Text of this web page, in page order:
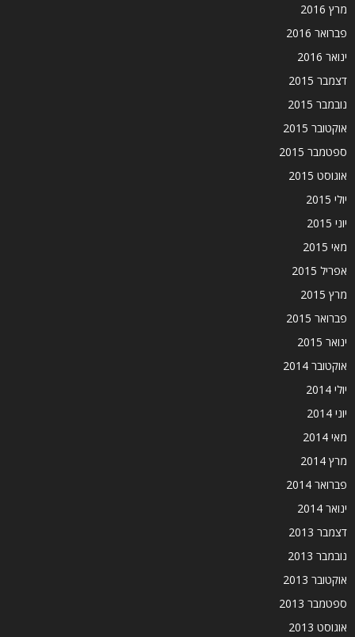
מרץ 2016
פברואר 2016
ינואר 2016
דצמבר 2015
נובמבר 2015
אוקטובר 2015
ספטמבר 2015
אוגוסט 2015
יולי 2015
יוני 2015
מאי 2015
אפריל 2015
מרץ 2015
פברואר 2015
ינואר 2015
אוקטובר 2014
יולי 2014
יוני 2014
מאי 2014
מרץ 2014
פברואר 2014
ינואר 2014
דצמבר 2013
נובמבר 2013
אוקטובר 2013
ספטמבר 2013
אוגוסט 2013